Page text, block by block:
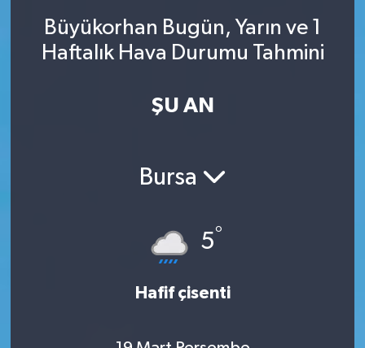
Büyükorhan Bugün, Yarın ve 1
Haftalık Hava Durumu Tahmini
ŞU AN
Bursa
5°
Hafif çisenti
SINAVLAR
AKADEMİK/BİLİM